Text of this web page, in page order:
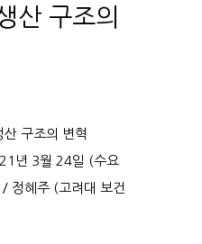
산 구조의
구조의 변혁
년 3월 24일 (수요
정혜주 (고려대 보건